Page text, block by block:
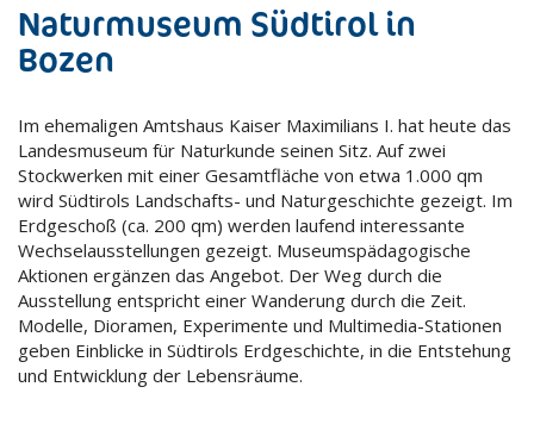
Naturmuseum Südtirol in
Bozen
Im ehemaligen Amtshaus Kaiser Maximilians I. hat heute das
Landesmuseum für Naturkunde seinen Sitz. Auf zwei
Stockwerken mit einer Gesamtfläche von etwa 1.000 qm
wird Südtirols Landschafts- und Naturgeschichte gezeigt. Im
Erdgeschoß (ca. 200 qm) werden laufend interessante
Wechselausstellungen gezeigt. Museumspädagogische
Aktionen ergänzen das Angebot. Der Weg durch die
Ausstellung entspricht einer Wanderung durch die Zeit.
Modelle, Dioramen, Experimente und Multimedia-Stationen
geben Einblicke in Südtirols Erdgeschichte, in die Entstehung
und Entwicklung der Lebensräume.